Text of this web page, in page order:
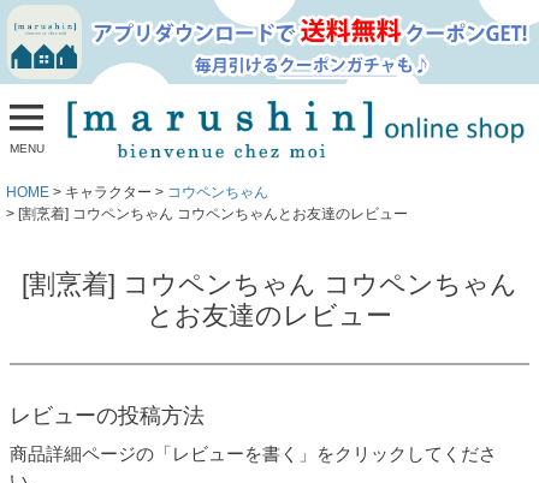
MENU
HOME キャラクター
コウペンちゃん
[割烹着] コウペンちゃん コウペンちゃんとお友達のレビュー
[割烹着] コウペンちゃん コウペンちゃん
とお友達のレビュー
レビューの投稿方法
商品詳細ページの「レビューを書く」をクリックしてくださ